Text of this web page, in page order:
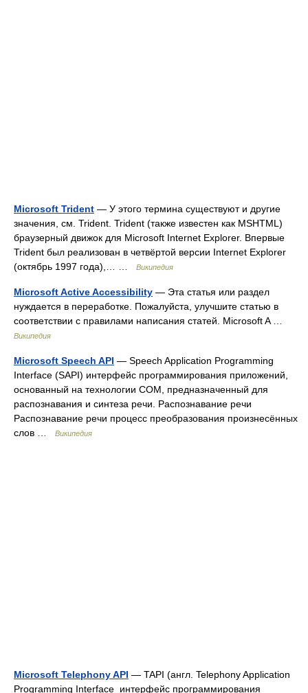
Microsoft Trident — У этого термина существуют и другие
значения, см. Trident. Trident (также известен как MSHTML)
браузерный движок для Microsoft Internet Explorer. Впервые
Trident был реализован в четвёртой версии Internet Explorer
(октябрь 1997 года),… …
Википедия
Microsoft Active Accessibility — Эта статья или раздел
нуждается в переработке. Пожалуйста, улучшите статью в
соответствии с правилами написания статей. Microsoft A …
Википедия
Microsoft Speech API — Speech Application Programming
Interface (SAPI) интерфейс программирования приложений,
основанный на технологии COM, предназначенный для
распознавания и синтеза речи. Распознавание речи
Распознавание речи процесс преобразования произнесённых
слов …
Википедия
Microsoft Telephony API — TAPI (англ. Telephony Application
Programming Interface интерфейс программирования